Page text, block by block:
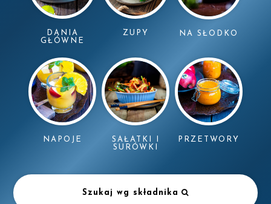
DANIA
GŁÓWNE
ZUPY NA SŁODKO
NAPOJE
SAŁATKI I
SURÓWKI
PRZETWORY
Szukaj wg składnika